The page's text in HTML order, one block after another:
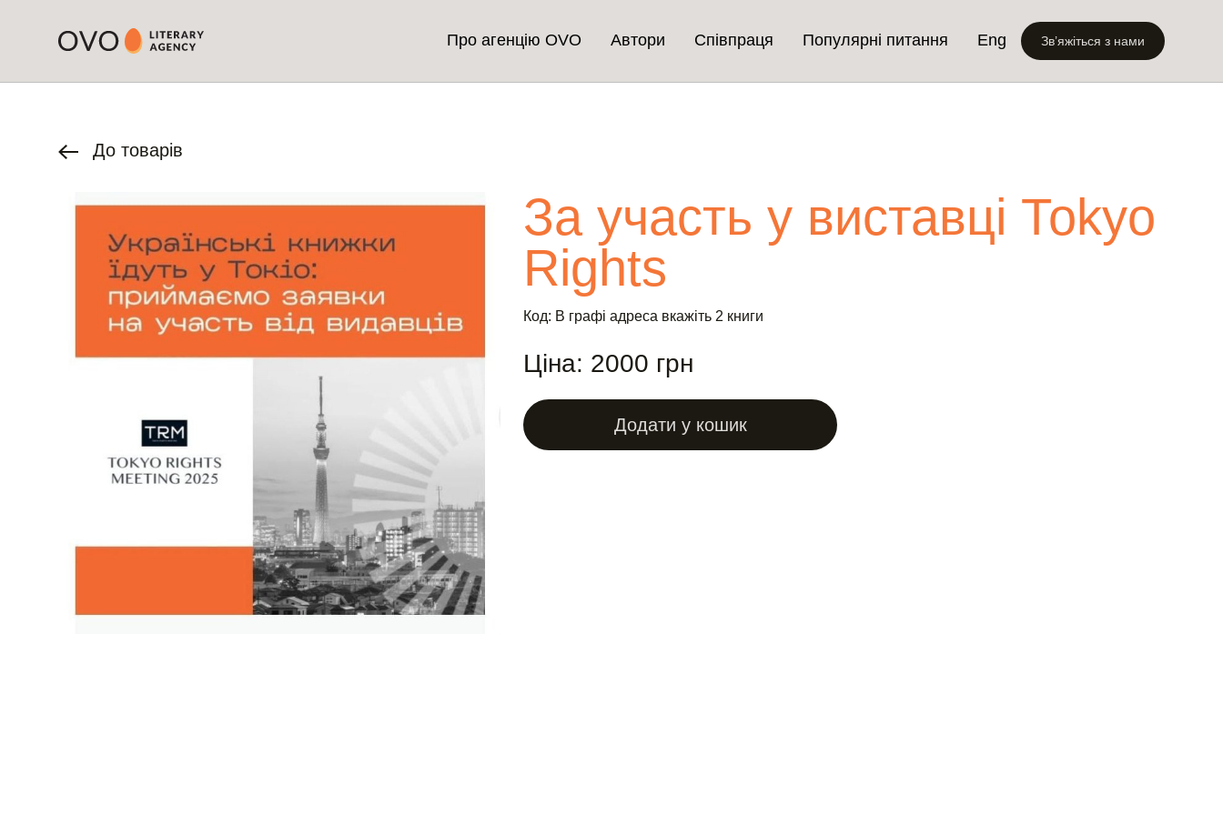
Про агенцію OVO Автори Співпраця Популярні питання Eng Зв’яжіться з нами
До товарів
За участь у виставці Тоkyo
Rights
Код: В графі адреса вкажіть 2 книги
Ціна: 2000 грн
Додати у кошик